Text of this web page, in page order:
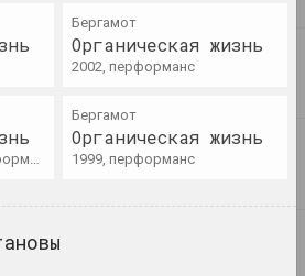
Праз данос аматаркі
мира" ў Горадні
зачынілі выставу скульптуры
інстытуцый,
поспех: вынікі
публікацыя
Бергамот
Органическая жизнь
2002, перформанс
Бергамот
Органическая жизнь
1999, перформанс